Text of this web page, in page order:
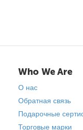
Who We Are
О нас
Обратная связь
Подарочные
Торговые марки